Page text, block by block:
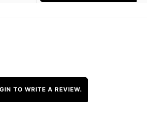
TO WRITE A REVIEW.